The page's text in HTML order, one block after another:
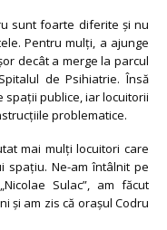
sunt foarte diferite și nu
Pentru mulți, a ajunge
decât a merge la parcul
de Psihiatrie. Însă
publice, iar locuitorii
problematice.
mai mulți locuitori care
spațiu. Ne-am întâlnit pe
Sulac”, am făcut
și am zis că orașul Codru